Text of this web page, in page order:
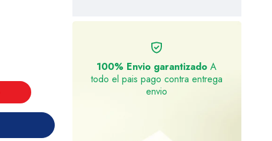
100% Envio garantizadoA
todo el pais pago contra entrega
envio